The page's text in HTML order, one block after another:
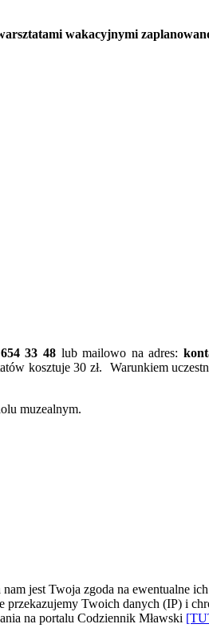
wakacyjnymi
33 48lub mailowo na adres:
kosztuje 30 zł. Warunkiem
muzealnym.
jest Twoja zgoda na ewentualne
Twoich danych (IP) i
na portalu Codziennik Mławski